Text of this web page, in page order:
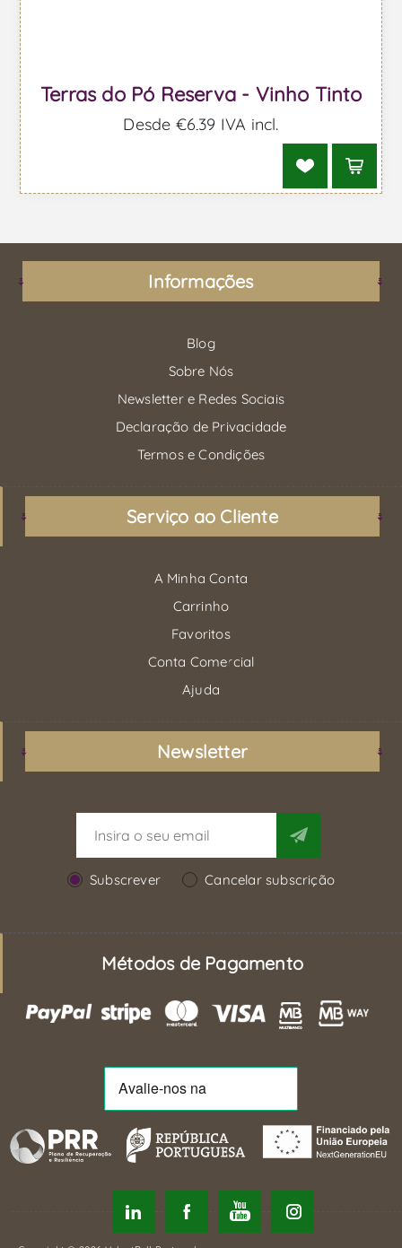
Terras do Pó Reserva - Vinho Tinto
Desde €6,39 IVA incl.
Informações
Blog
Sobre Nós
Newsletter e Redes Sociais
Declaração de Privacidade
Termos e Condições
Serviço ao Cliente
A Minha Conta
Carrinho
Favoritos
Conta Comercial
Ajuda
Newsletter
Subscrever Cancelar subscrição
Métodos de Pagamento